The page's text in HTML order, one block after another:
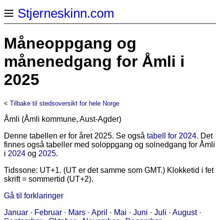
Stjerneskinn.com
Måneoppgang og
månenedgang for Åmli i
2025
< Tilbake til stedsoversikt for hele Norge
Åmli (Åmli kommune, Aust-Agder)
Denne tabellen er for året 2025. Se også tabell for 2024. Det
finnes også tabeller med soloppgang og solnedgang for Åmli
i 2024 og 2025.
Tidssone: UT+1. (UT er det samme som GMT.) Klokketid i fet
skrift = sommertid (UT+2).
Gå til forklaringer
Januar · Februar · Mars · April · Mai · Juni · Juli · August·